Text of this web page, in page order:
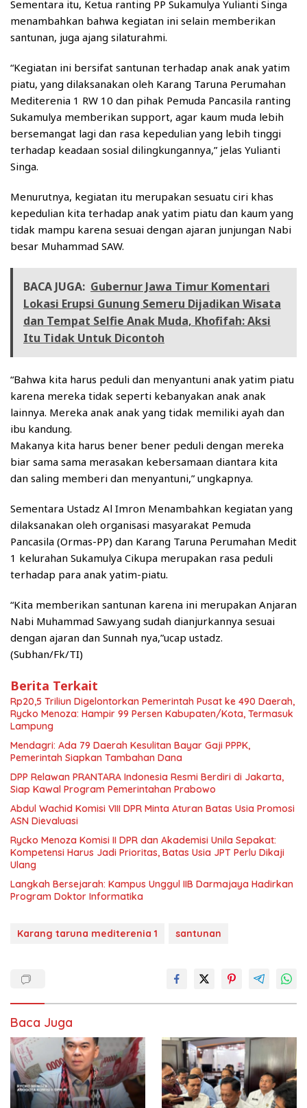
Sementara itu, Ketua ranting PP Sukamulya Yulianti Singa
menambahkan bahwa kegiatan ini selain memberikan
santunan, juga ajang silaturahmi.
“Kegiatan ini bersifat santunan terhadap anak anak yatim
piatu, yang dilaksanakan oleh Karang Taruna Perumahan
Mediterenia 1 RW 10 dan pihak Pemuda Pancasila ranting
Sukamulya memberikan support, agar kaum muda lebih
bersemangat lagi dan rasa kepedulian yang lebih tinggi
terhadap keadaan sosial dilingkungannya,” jelas Yulianti
Singa.
Menurutnya, kegiatan itu merupakan sesuatu ciri khas
kepedulian kita terhadap anak yatim piatu dan kaum yang
tidak mampu karena sesuai dengan ajaran junjungan Nabi
besar Muhammad SAW.
BACA JUGA: Gubernur Jawa Timur Komentari
Lokasi Erupsi Gunung Semeru Dijadikan Wisata
dan Tempat Selfie Anak Muda, Khofifah: Aksi
Itu Tidak Untuk Dicontoh
“Bahwa kita harus peduli dan menyantuni anak yatim piatu
karena mereka tidak seperti kebanyakan anak anak
lainnya. Mereka anak anak yang tidak memiliki ayah dan
ibu kandung.
Makanya kita harus bener bener peduli dengan mereka
biar sama sama merasakan kebersamaan diantara kita
dan saling memberi dan menyantuni,” ungkapnya.
Sementara Ustadz Al Imron Menambahkan kegiatan yang
dilaksanakan oleh organisasi masyarakat Pemuda
Pancasila (Ormas-PP) dan Karang Taruna Perumahan Medit
1 kelurahan Sukamulya Cikupa merupakan rasa peduli
terhadap para anak yatim-piatu.
“Kita memberikan santunan karena ini merupakan Anjaran
Nabi Muhammad Saw.yang sudah dianjurkannya sesuai
dengan ajaran dan Sunnah nya,”ucap ustadz.
(Subhan/Fk/TI)
Berita Terkait
Rp20,5 Triliun Digelontorkan Pemerintah Pusat ke 490 Daerah,
Rycko Menoza: Hampir 99 Persen Kabupaten/Kota, Termasuk
Lampung
Mendagri: Ada 79 Daerah Kesulitan Bayar Gaji PPPK,
Pemerintah Siapkan Tambahan Dana
DPP Relawan PRANTARA Indonesia Resmi Berdiri di Jakarta,
Siap Kawal Program Pemerintahan Prabowo
Abdul Wachid Komisi VIII DPR Minta Aturan Batas Usia Promosi
ASN Dievaluasi
Rycko Menoza Komisi II DPR dan Akademisi Unila Sepakat:
Kompetensi Harus Jadi Prioritas, Batas Usia JPT Perlu Dikaji
Ulang
Langkah Bersejarah: Kampus Unggul IIB Darmajaya Hadirkan
Program Doktor Informatika
Karang taruna mediterenia 1 santunan
Baca Juga